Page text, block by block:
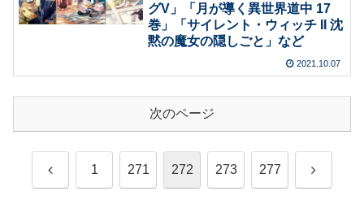
グV」「月が導く異世界道中 17
巻」「サイレント・ウィッチ II 沈
黙の魔女の隠しごと」など
2021.10.07
次のページ
前 1 271 272 273 277 次